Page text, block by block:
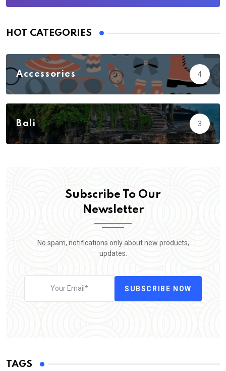
HOT CATEGORIES
Accessories 4
Action
Bali 3
Biology
Subscribe To Our
Newsletter
No spam, notifications only about new products,
updates.
SUBSCRIBE NOW
TAGS